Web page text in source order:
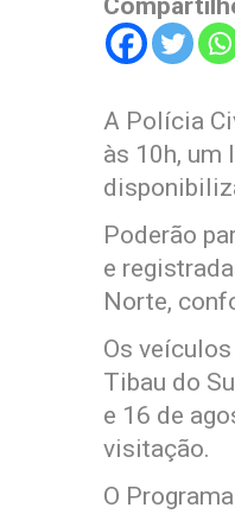
A Polícia
às 10h, um
Poderão
e
Norte,
Os
Tibau do
e 16 de
visitação.
O